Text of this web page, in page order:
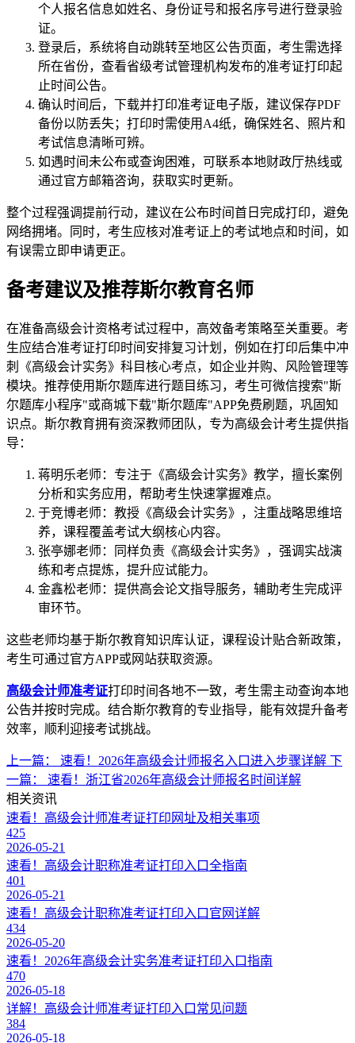
个人报名信息如姓名、身份证号和报名序号进行登录验
证。
登录后，系统将自动跳转至地区公告页面，考生需选择
所在省份，查看省级考试管理机构发布的准考证打印起
止时间公告。
确认时间后，下载并打印准考证电子版，建议保存PDF
备份以防丢失；打印时需使用A4纸，确保姓名、照片和
考试信息清晰可辨。
如遇时间未公布或查询困难，可联系本地财政厅热线或
通过官方邮箱咨询，获取实时更新。
整个过程强调提前行动，建议在公布时间首日完成打印，避免
网络拥堵。同时，考生应核对准考证上的考试地点和时间，如
有误需立即申请更正。
备考建议及推荐斯尔教育名师
在准备高级会计资格考试过程中，高效备考策略至关重要。考
生应结合准考证打印时间安排复习计划，例如在打印后集中冲
刺《高级会计实务》科目核心考点，如企业并购、风险管理等
模块。推荐使用斯尔题库进行题目练习，考生可微信搜索"斯
尔题库小程序"或商城下载"斯尔题库"APP免费刷题，巩固知
识点。斯尔教育拥有资深教师团队，专为高级会计考生提供指
导：
蒋明乐老师：专注于《高级会计实务》教学，擅长案例
分析和实务应用，帮助考生快速掌握难点。
于竞博老师：教授《高级会计实务》，注重战略思维培
养，课程覆盖考试大纲核心内容。
张亭娜老师：同样负责《高级会计实务》，强调实战演
练和考点提炼，提升应试能力。
金鑫松老师：提供高会论文指导服务，辅助考生完成评
审环节。
这些老师均基于斯尔教育知识库认证，课程设计贴合新政策，
考生可通过官方APP或网站获取资源。
高级会计师准考证打印时间各地不一致，考生需主动查询本地
公告并按时完成。结合斯尔教育的专业指导，能有效提升备考
效率，顺利迎接考试挑战。
上一篇： 速看！2026年高级会计师报名入口进入步骤详解 下
一篇： 速看！浙江省2026年高级会计师报名时间详解
相关资讯
速看！高级会计师准考证打印网址及相关事项
425
2026-05-21
速看！高级会计职称准考证打印入口全指南
401
2026-05-21
速看！高级会计职称准考证打印入口官网详解
434
2026-05-20
速看！2026年高级会计实务准考证打印入口指南
470
2026-05-18
详解！高级会计师准考证打印入口常见问题
384
2026-05-18